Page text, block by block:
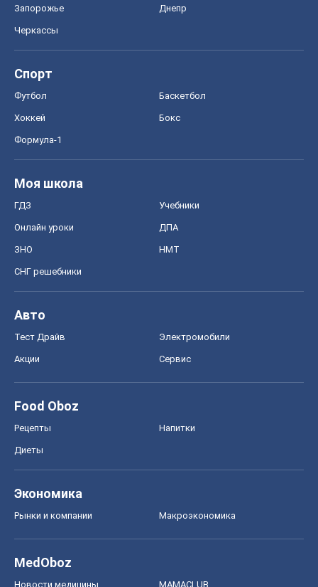
Запорожье Днепр
Черкассы
Спорт
Футбол Баскетбол
Хоккей Бокс
Формула-1
Моя школа
ГДЗ Учебники
Онлайн уроки ДПА
ЗНО НМТ
СНГ решебники
Авто
Тест Драйв Электромобили
Акции Сервис
Food Oboz
Рецепты Напитки
Диеты
Экономика
Рынки и компании Mакроэкономика
MedOboz
Новости медицины MAMACLUB